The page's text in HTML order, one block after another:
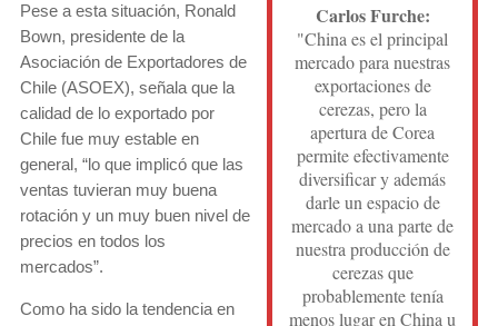
Carlos Furche:
"China es el principal
mercado para nuestras
exportaciones de
cerezas, pero la
apertura de Corea
permite efectivamente
diversificar y además
darle un espacio de
mercado a una parte de
nuestra producción de
cerezas que
probablemente tenía
menos lugar en China u
Pese a esta situación, Ronald
Bown, presidente de la
Asociación de Exportadores de
Chile (ASOEX), señala que la
calidad de lo exportado por
Chile fue muy estable en
general, “lo que implicó que las
ventas tuvieran muy buena
rotación y un muy buen nivel de
precios en todos los
mercados”.
Como ha sido la tendencia en